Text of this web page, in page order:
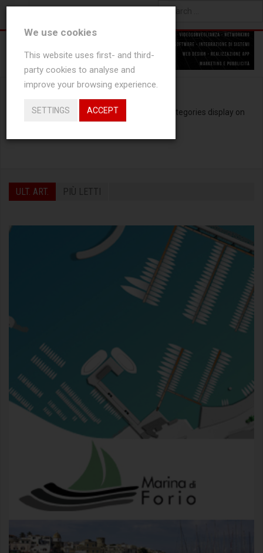
Type 2 or more characters
for results.
There are no articles in this category. If subcategories display on
ULT. ART. PIÙ LETTI
We use cookies
This website uses first- and third-
party cookies to analyse and
improve your browsing experience.
SETTINGS ACCEPT